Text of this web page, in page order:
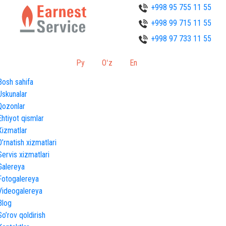
+998 95 755 11 55
+998 99 715 11 55
+998 97 733 11 55
Ру Oʻz
En
sahifa
qismlar
xizmatlari
xizmatlari
qoldirish